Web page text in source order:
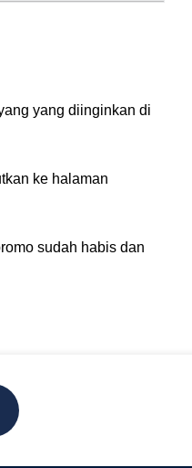
yang diinginkan di
ke halaman
sudah habis dan